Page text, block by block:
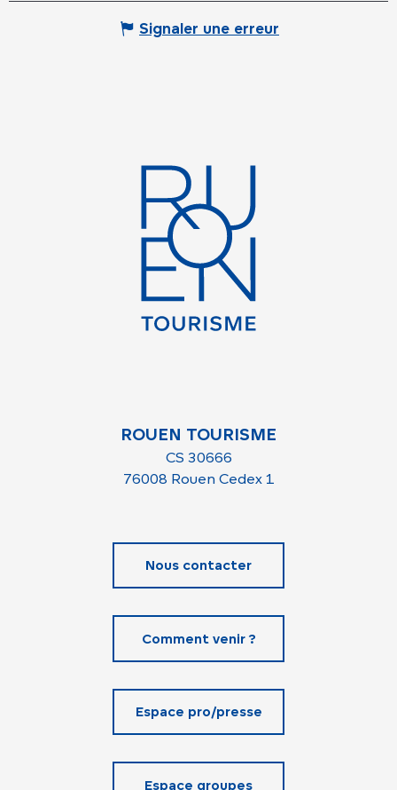
Signaler une erreur
ROUEN TOURISME
CS 30666
76008 Rouen Cedex 1
Nous contacter
Comment venir ?
Espace pro/presse
Espace groupes